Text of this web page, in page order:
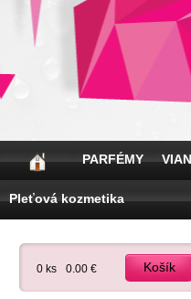
PARFÉMY
Pleťová kozmetika
0 ks 0.00 € Košík